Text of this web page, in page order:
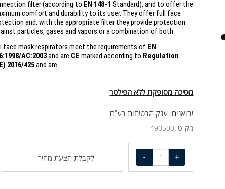
full face masks designed to be used with a single universal thread
connection filter (according to EN 148-1Standard), and to offer the
maximum comfort and durability to its user. They offer full face
protection and, with the appropriate filter they provide protection
against particles, gases and vapors or a combination of both.
full face mask respirators meet the requirements of
EN
136:1998/AC:2003
יבואנים: ענק הבטיחות בע"מ
מק"ט: 490500
לקבלת הצעת מחיר